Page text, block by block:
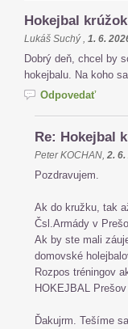
Hokejbal krúžok
Lukáš Suchý, 1. 6.
Dobrý deň, chcel by
hokejbalu. Na koho
Odpovedať
Re: Hokejbal
Peter KOCHAN, 2.
Pozdravujem.
Ak do kružku, tak
Čsl.Armády v
Ak by ste mali
domovské
Rozpos tréningov
HOKEJBAL
Ďakujrm. Tešíme